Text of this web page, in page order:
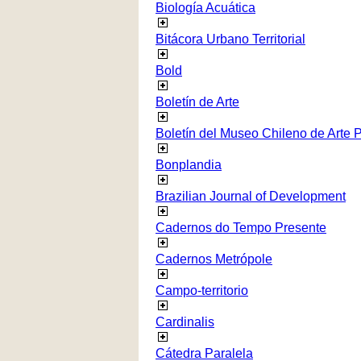
Biología Acuática
Bitácora Urbano Territorial
Bold
Boletín de Arte
Boletín del Museo Chileno de Arte
Bonplandia
Brazilian Journal of Development
Cadernos do Tempo Presente
Cadernos Metrópole
Campo-territorio
Cardinalis
Cátedra Paralela